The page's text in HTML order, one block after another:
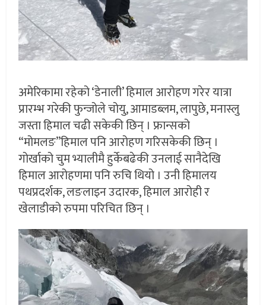
अमेरिकामा रहेको ‘डेनाली’ हिमाल आरोहण गरेर यात्रा
प्रारम्भ गरेकी फुन्जोले चोयु, आमाडब्लम, लापुछे, मनास्लु
जस्ता हिमाल चढी सकेकी छिन् । फ्रान्सको
“मोमलङ”हिमाल पनि आरोहण गरिसकेकी छिन् ।
गोर्खाको चुम भ्यालीमै हुर्केबढेकी उनलाई सानैदेखि
हिमाल आरोहणमा पनि रुचि थियो । उनी हिमालय
पथप्रदर्शक, लङलाइन उदारक, हिमाल आरोही र
खेलाडीको रुपमा परिचित छिन् ।